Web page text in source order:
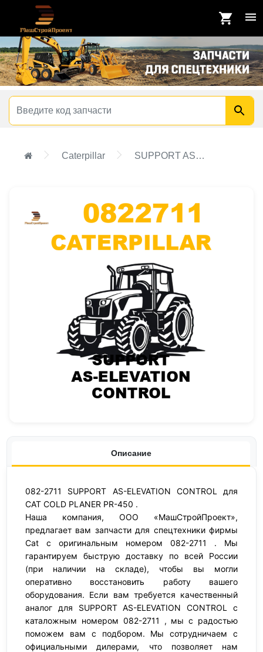
Caterpillar SUPPORT AS-ELEVATION CONTROL
Описание
082-2711 SUPPORT AS-ELEVATION CONTROL для
CAT COLD PLANER PR-450 .
Наша компания, ООО «МашСтройПроект»,
предлагает вам запчасти для спецтехники фирмы
Cat с оригинальным номером 082-2711 . Мы
гарантируем быструю доставку по всей России
(при наличии на складе), чтобы вы могли
оперативно восстановить работу вашего
оборудования. Если вам требуется качественный
аналог для SUPPORT AS-ELEVATION CONTROL с
каталожным номером 082-2711 , мы с радостью
поможем вам с подбором. Мы сотрудничаем с
официальными дилерами, что позволяет нам